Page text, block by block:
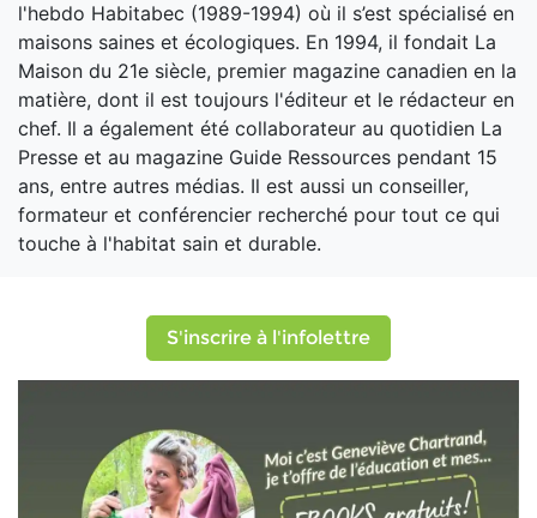
l'hebdo Habitabec (1989-1994) où il s’est spécialisé en
maisons saines et écologiques. En 1994, il fondait La
Maison du 21e siècle, premier magazine canadien en la
matière, dont il est toujours l'éditeur et le rédacteur en
chef. Il a également été collaborateur au quotidien La
Presse et au magazine Guide Ressources pendant 15
ans, entre autres médias. Il est aussi un conseiller,
formateur et conférencier recherché pour tout ce qui
touche à l'habitat sain et durable.
S'inscrire à l'infolettre